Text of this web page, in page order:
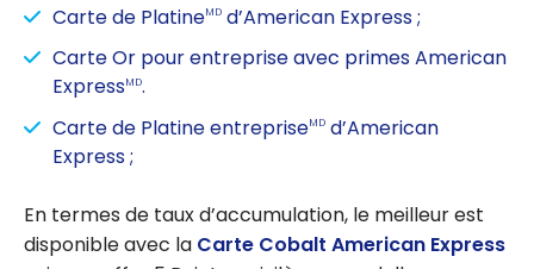
Carte de PlatineMD d’American Express ;
Carte Or pour entreprise avec primes American
ExpressMD.
Carte de Platine entrepriseMD d’American
Express ;
En termes de taux d’accumulation, le meilleur est
disponible avec la Carte Cobalt American Express